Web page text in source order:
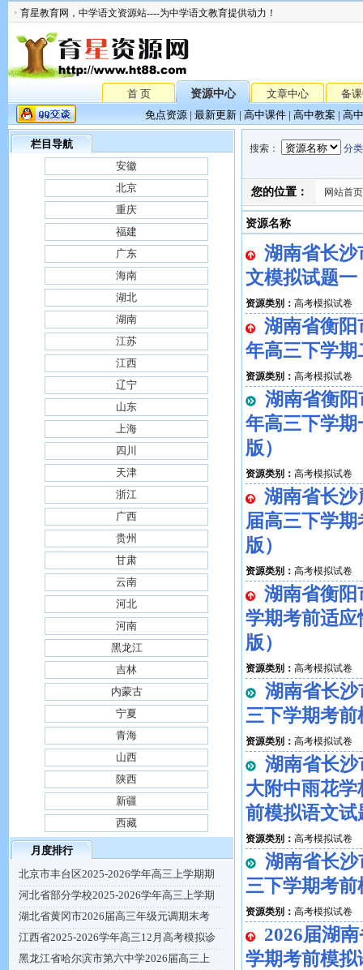
育星教育网，中学语文资源站----为中学语文教育提供动力！
首 页 资源中心 文章中心
备
免点资源| 最新更新| 高中课件| 高中教案| 高
栏目导航
安徽
北京
重庆
福建
广东
海南
湖北
湖南
江苏
江西
辽宁
山东
上海
四川
天津
浙江
广西
贵州
甘肃
云南
河北
河南
黑龙江
吉林
内蒙古
宁夏
青海
山西
陕西
新疆
西藏
月度排行
北京市丰台区2025-2026学年高三上学期期
河北省部分学校2025-2026学年高三上学期
湖北省黄冈市2026届高三年级元调期末考
江西省2025-2026学年高三12月高考模拟诊
黑龙江省哈尔滨市第六中学2026届高三上
搜索 ： 分
您的位置： 网站首页
资源名称
湖南省长沙
文模拟试题一
资源类别： 高考模拟试卷
湖南省衡阳
年高三下学
资源类别： 高考模拟试卷
湖南省衡阳
年高三下学
版）
资源类别： 高考模拟试卷
湖南省长沙
届高三下学
版）
资源类别： 高考模拟试卷
湖南省衡阳
学期考前适
版）
资源类别： 高考模拟试卷
湖南省长
三下学期考
资源类别： 高考模拟试卷
湖南省长
大附中雨花
前模拟语文试
资源类别： 高考模拟试卷
湖南省长
三下学期考
资源类别： 高考模拟试卷
2026届湖
学期考前模